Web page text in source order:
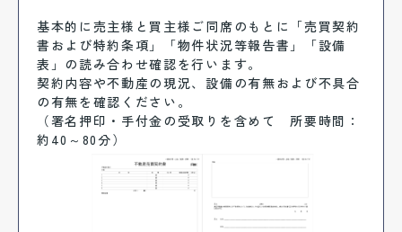
基本的に売主様と買主様ご同席のもとに「売買契約
書および特約条項」「物件状況等報告書」「設備
表」の読み合わせ確認を行います。
契約内容や不動産の現況、設備の有無および不具合
の有無を確認ください。
（署名押印・手付金の受取りを含めて 所要時間：
約40～80分）